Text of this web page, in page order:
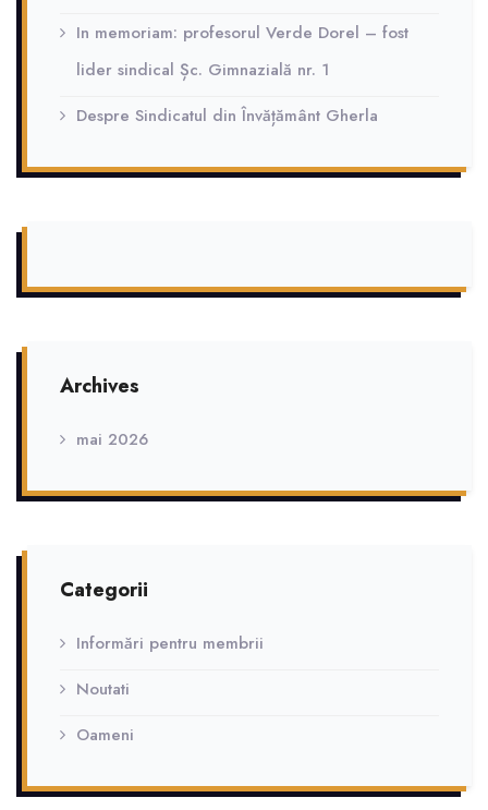
In memoriam: profesorul Verde Dorel – fost
lider sindical Șc. Gimnazială nr. 1
Despre Sindicatul din Învățământ Gherla
Archives
mai 2026
Categorii
Informări pentru membrii
Noutati
Oameni